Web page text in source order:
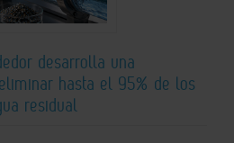
desarrolla una
hasta el 95% de los
residual